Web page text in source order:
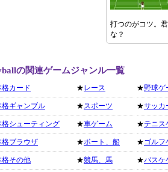
打つのがコツ。
な？
の関連ゲームジャンル一覧
格カード
格ギャンブル
格シューティング
格ブラウザ
格その他
★レース
★スポーツ
★車ゲーム
★ボート、船
★競馬、馬
★野球ゲ
★サッカ
★テニス
★ゴルフ
★バスケ